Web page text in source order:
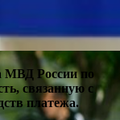
МВД России по
связанную с
платежа.